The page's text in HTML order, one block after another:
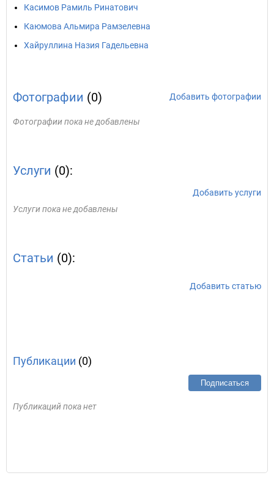
Касимов Рамиль Ринатович
Каюмова Альмира Рамзелевна
Хайруллина Назия Гадельевна
Фотографии (0) Добавить фотографии
Фотографии пока не добавлены
Услуги (0):
Добавить услуги
Услуги пока не добавлены
Статьи (0):
Добавить статью
Публикации (0)
Подписаться
Публикаций пока нет